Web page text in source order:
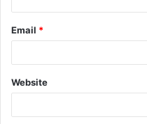
Email *
Website